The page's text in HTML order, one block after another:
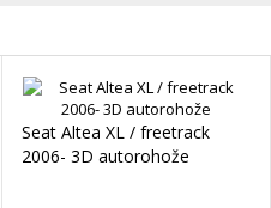
Seat Altea XL / freetrack
2006- 3D autorohože